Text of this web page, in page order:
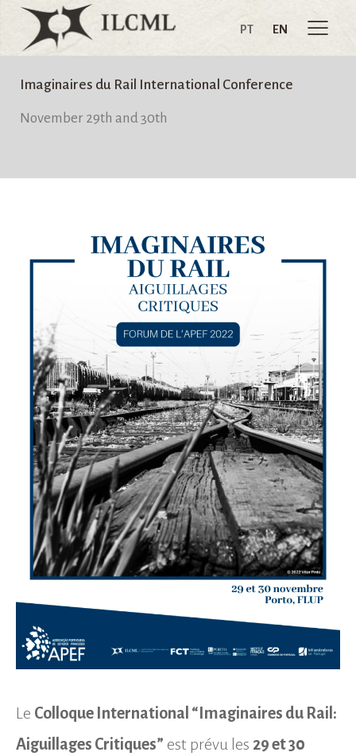
PT EN
Imaginaires du Rail International Conference
November 29th and 30th
Le Colloque International “Imaginaires du Rail:
Aiguillages Critiques” est prévu les 29 et 30